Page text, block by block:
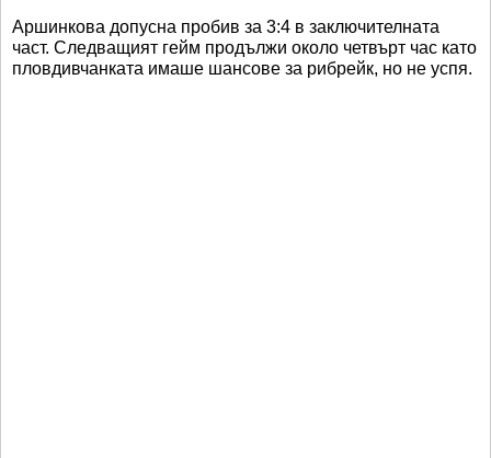
Аршинкова допусна пробив за 3:4 в заключителната
част. Следващият гейм продължи около четвърт час като
пловдивчанката имаше шансове за рибрейк, но не успя.